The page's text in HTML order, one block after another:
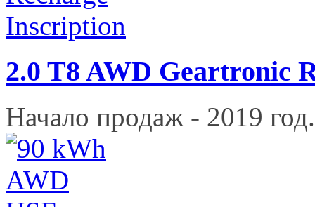
2.0 T8 AWD Geartronic
Начало продаж - 2019